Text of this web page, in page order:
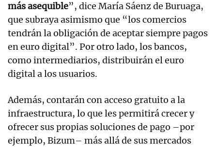
más asequible”, dice María Sáenz de Buruaga,
que subraya asimismo que “los comercios
tendrán la obligación de aceptar siempre pagos
en euro digital”. Por otro lado, los bancos,
como intermediarios, distribuirán el euro
digital a los usuarios.
Además, contarán con acceso gratuito a la
infraestructura, lo que les permitirá crecer y
ofrecer sus propias soluciones de pago –por
ejemplo, Bizum– más allá de sus mercados